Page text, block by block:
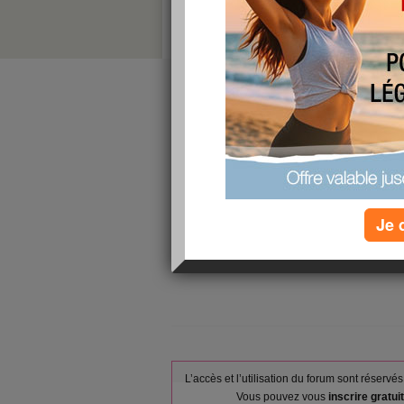
pourtant j'avais fait 1h de sport un peu avant
mon alimentation
Petit-déjeuner :
Céréales
enrichies en
écrémé,
Déjeuner :
Riz blanc,
pulpe et
Bouchée
Soupe de
Mâche,
Calories consommées :
976 kcal
L’accès et l’utilisation du forum sont
Vous pouvez vous inscrire
Je